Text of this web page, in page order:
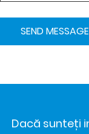
Dacă sunteți